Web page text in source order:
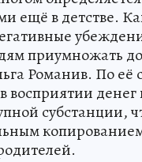
ещё в детстве.
приумножать
Романив. По её
восприятии денег
субстанции,